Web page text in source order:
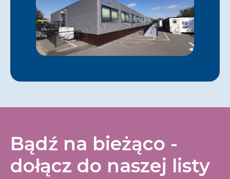
Bądź na bieżąco -
dołącz do naszej listy